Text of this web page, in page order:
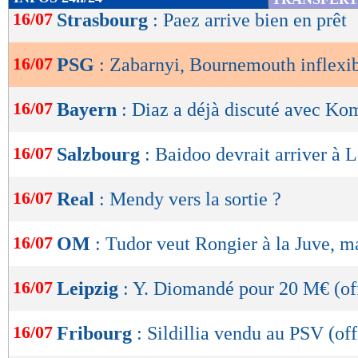
de
OK
16/07 Strasbourg : Paez arrive bien en prêt
16/07 PSG : Zabarnyi, Bournemouth
16/07 Bayern : Diaz a déjà discuté avec
16/07 Salzbourg : Baidoo devrait arriver à
16/07 Real : Mendy vers la sortie ?
16/07 OM : Tudor veut Rongier à la Juve,
16/07 Leipzig : Y. Diomandé pour 20 M€
16/07 Fribourg : Sildillia vendu au PSV